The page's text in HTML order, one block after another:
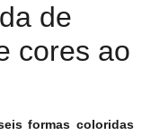
de
cores ao
formas coloridas